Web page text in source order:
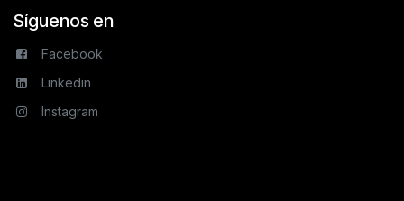
Síguenos en
Facebook
Linkedin
Instagram